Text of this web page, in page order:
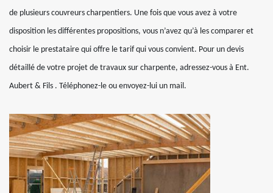
de plusieurs couvreurs charpentiers. Une fois que vous avez à votre
disposition les différentes propositions, vous n’avez qu’à les comparer et
choisir le prestataire qui offre le tarif qui vous convient. Pour un devis
détaillé de votre projet de travaux sur charpente, adressez-vous à Ent.
Aubert & Fils . Téléphonez-le ou envoyez-lui un mail.